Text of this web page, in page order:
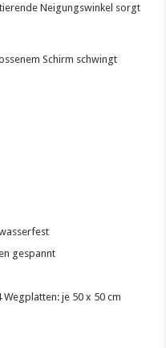
Neigungswinkel sorgt
Schirm schwingt
gespannt
je 50 x 50 cm